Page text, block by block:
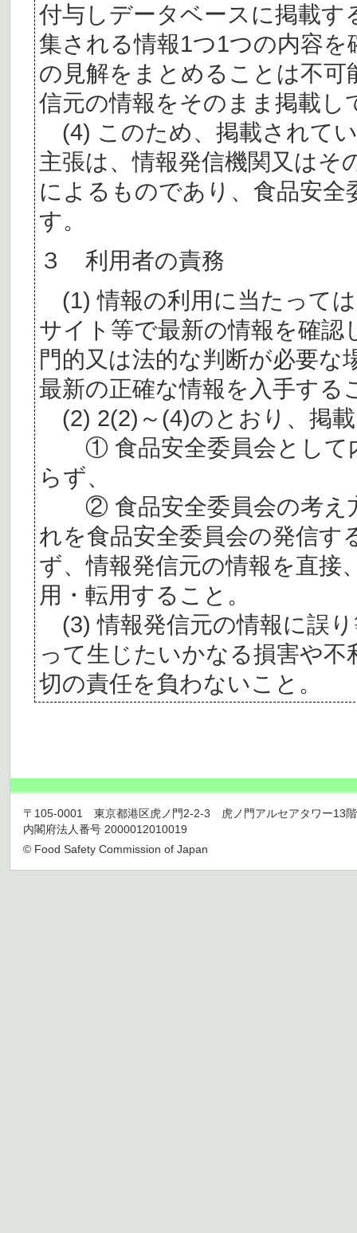
付与しデータベースに掲載
集される情報1つ1つの内容
の見解をまとめることは不
信元の情報をそのまま掲載し
(4) このため、掲載されて
主張は、情報発信機関又はそ
によるものであり、食品安
す。
３ 利用者の責務
(1) 情報の利用に当たって
サイト等で最新の情報を確認
門的又は法的な判断が必要
最新の正確な情報を入手する
(2) 2(2)～(4)のとおり、掲
① 食品安全委員会として
らず、
② 食品安全委員会の考え
れを食品安全委員会の発信す
ず、情報発信元の情報を直接
用・転用すること。
(3) 情報発信元の情報に誤
って生じたいかなる損害や
切の責任を負わないこと。
〒105-0001 東京都港区虎ノ門2-2-3 虎ノ門アルセアタワー13
内閣府法人番号 2000012010019
© Food Safety Commission of Japan